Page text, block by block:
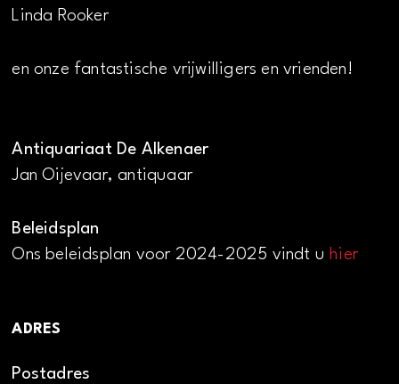
Linda Rooker
en onze fantastische vrijwilligers en vrienden!
Antiquariaat De Alkenaer
Jan Oijevaar, antiquaar
Beleidsplan
Ons beleidsplan voor 2024-2025 vindt uhier
ADRES
Postadres